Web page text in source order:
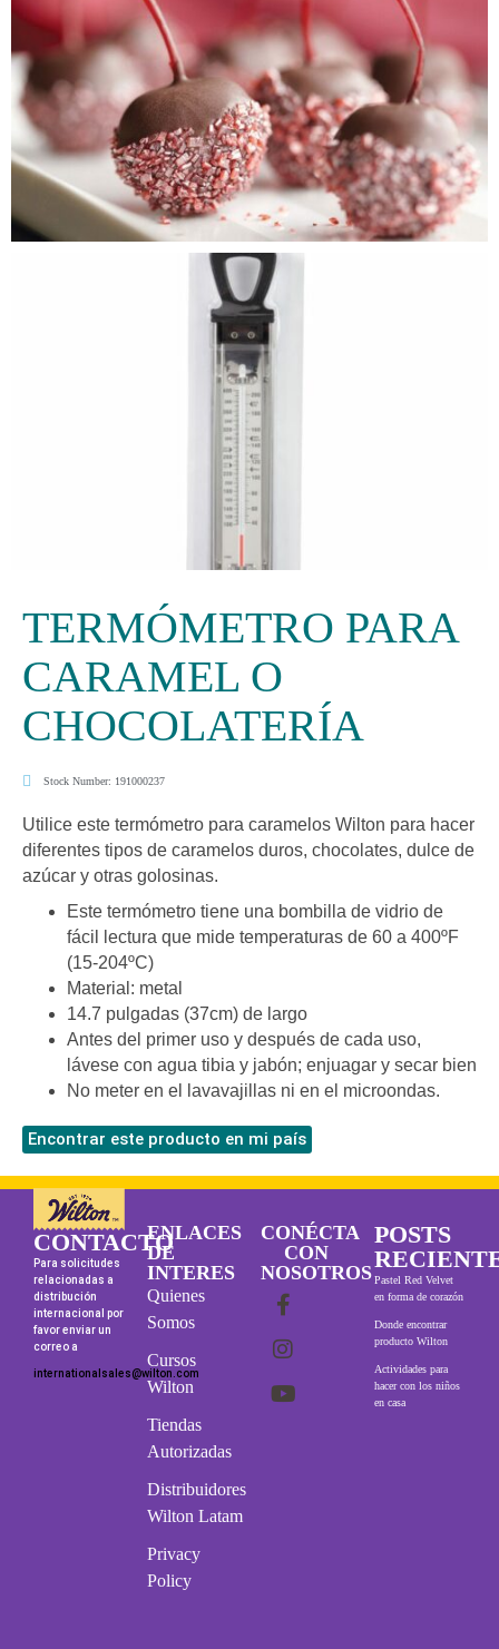
TERMÓMETRO PARA
CARAMEL O
CHOCOLATERÍA
Stock Number: 191000237
Utilice este termómetro para caramelos Wilton para hacer
diferentes tipos de caramelos duros, chocolates, dulce de
azúcar y otras golosinas.
Este termómetro tiene una bombilla de vidrio de
fácil lectura que mide temperaturas de 60 a 400ºF
(15-204ºC)
Material: metal
14.7 pulgadas (37cm) de largo
Antes del primer uso y después de cada uso,
lávese con agua tibia y jabón; enjuagar y secar bien
No meter en el lavavajillas ni en el microondas.
Encontrar este producto en mi país
CONTACTO
Para solicitudes
relacionadas a
distribución
internacional por
favor enviar un
correo a
internationalsales@wilton.com
ENLACES
DE
INTERES
Quienes
Somos
Cursos
Wilton
Tiendas
Autorizadas
Distribuidores
Wilton Latam
Privacy
Policy
CONÉCTA
CON
NOSOTROS
POSTS
Pastel Red Velvet
en forma de corazón
Donde encontrar
producto Wilton
Actividades para
hacer con los niños
en casa